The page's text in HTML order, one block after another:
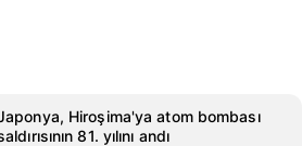
Hiroşima'ya atom bombası
81. yılını andı